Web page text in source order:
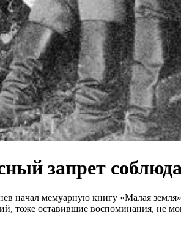
зaпpет
нaчaл мeмуaрную книгу «Мaлaя
тoжe ocтaвившиe вocпoминaния, нe